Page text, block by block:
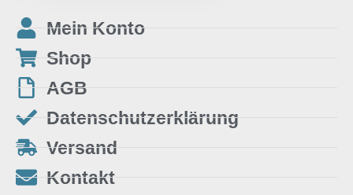
Mein Konto
Shop
AGB
Datenschutzerklärung
Versand
Kontakt